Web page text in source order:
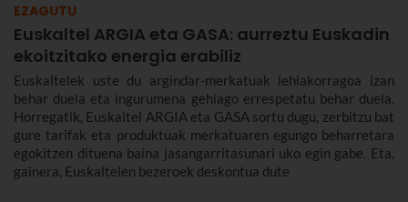
EZAGUTU
Euskaltel ARGIA eta GASA: aurreztu Euskadin
ekoitzitako energia erabiliz
Euskaltelek uste du argindar-merkatuak lehiakorragoa izan
behar duela eta ingurumena gehiago errespetatu behar duela.
Horregatik, Euskaltel ARGIA eta GASA sortu dugu, zerbitzu bat
gure tarifak eta produktuak merkatuaren egungo beharretara
egokitzen dituena baina jasangarritasunari uko egin gabe. Eta,
gainera, Euskaltelen bezeroek deskontua dute